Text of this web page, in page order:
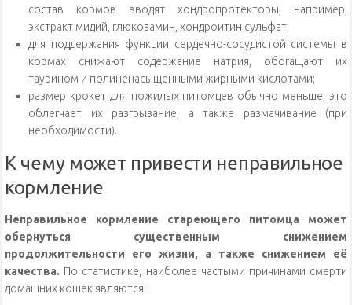
состав кормов вводят хондропротекторы, например,
экстракт мидий, глюкозамин, хондроитин сульфат;
для поддержания функции сердечно-сосудистой системы в
кормах снижают содержание натрия, обогащают их
таурином и полиненасыщенными жирными кислотами;
размер крокет для пожилых питомцев обычно меньше, это
облегчает их разгрызание, а также размачивание (при
необходимости).
К чему может привести неправильное
кормление
Неправильное кормление стареющего питомца может
обернуться существенным снижением
продолжительности его жизни, а также снижением её
качества. По статистике, наиболее частыми причинами смерти
домашних кошек являются: